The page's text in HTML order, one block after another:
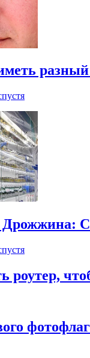
разный
С
роутер,